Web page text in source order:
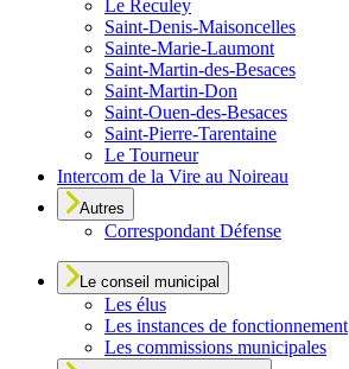
Le Reculey
Saint-Denis-Maisoncelles
Sainte-Marie-Laumont
Saint-Martin-des-Besaces
Saint-Martin-Don
Saint-Ouen-des-Besaces
Saint-Pierre-Tarentaine
Le Tourneur
Intercom de la Vire au Noireau
Autres
Correspondant Défense
Le conseil municipal
Les élus
Les instances de fonctionnement
Les commissions municipales